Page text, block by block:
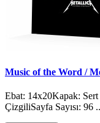
Music of the Word /
Ebat: 14x20Kapak: Sert
ÇizgiliSayfa Sayısı: 96 ..